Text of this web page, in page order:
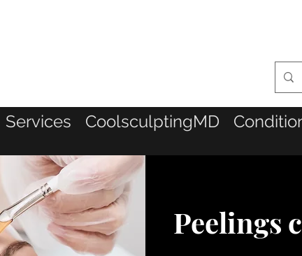
Services CoolsculptingMD
Peelings